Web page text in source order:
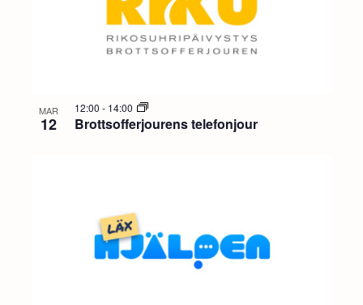
MAR
12 Brottsofferjourens telefonjour
12:00 - 14:00